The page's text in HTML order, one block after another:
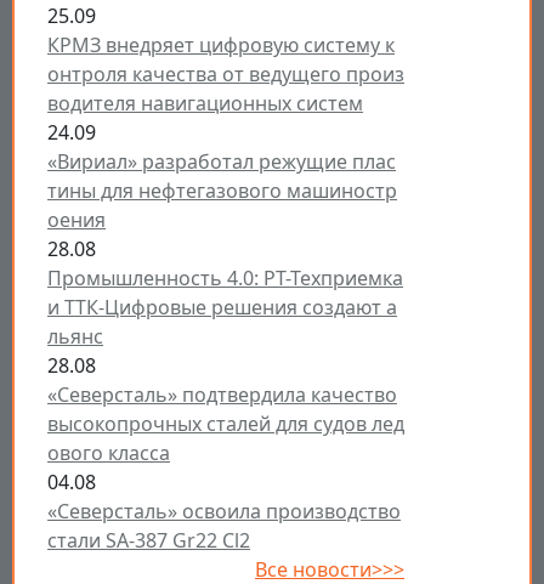
25.09
КРМЗ внедряет цифровую систему к
онтроля качества от ведущего произ
водителя навигационных систем
24.09
«Вириал» разработал режущие плас
тины для нефтегазового машиностр
оения
28.08
Промышленность 4.0: РТ-Техприемка
и ТТК-Цифровые решения создают а
льянс
28.08
«Северсталь» подтвердила качество
высокопрочных сталей для судов лед
ового класса
04.08
«Северсталь» освоила производство
стали SA-387 Gr22 Cl2
Все новости>>>